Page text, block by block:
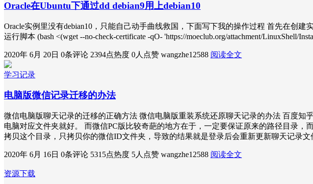
Oracle在Ubuntu下通过dd debian9用上debian10
Oracle实例里没有debian10，只能自己动手曲线救国，下面写下我的操作过程 首先在创
运行脚本 (bash <(wget --no-check-certificate -qO- 'https://moeclub.org/attachment/
2020年 6月 20日 0条评论 2394点热度 0人点赞 wangzhe12588 阅读全文
学习记录
电脑版微信记录迁移的办法
微信电脑版聊天记录的迁移的正确方法 微信电脑版重装系统还原聊天记录的办法 百度
电脑对应文件夹就好。 而微信PC版比较奇葩的地方在于，一定要保证原来的路径目录
拷贝这个目录，只拷贝你的微信ID文件夹，导致的结果就是登录后会重新更新聊天记录
2020年 6月 16日 0条评论 5315点热度 5人点赞 wangzhe12588 阅读全文
资源下载